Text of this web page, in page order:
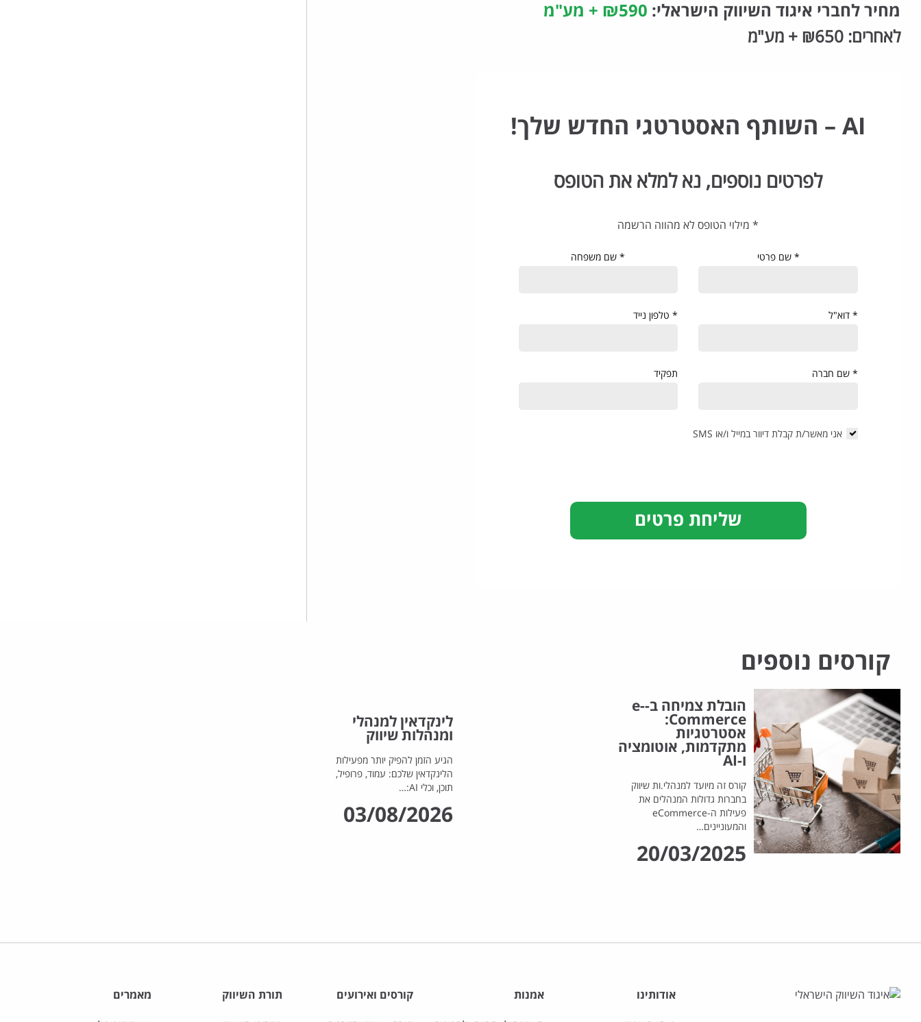
מחיר לחברי איגוד השיווק הישראלי: ₪590 + מע"מ
לאחרים: ₪650 + מע"מ
AI – השותף האסטרטגי החדש שלך!
לפרטים נוספים, נא למלא את הטופס
* מילוי הטופס לא מהווה הרשמה
* שם פרטי * שם משפחה
* דוא"ל * טלפון נייד
* שם חברה תפקיד
אני מאשר/ת קבלת דיוור במייל ו/או SMS
קורסים נוספים
הובלת צמיחה ב-e-
Commerce:
אסטרטגיות
מתקדמות, אוטומציה
ו-AI
קורס זה מיועד למנהלי.ות שיווק
בחברות גדולות המנהלים את
פעילות ה-eCommerce
והמעוניינים…
20/03/2025
לינקדאין למנהלי
ומנהלות שיווק
הגיע הזמן להפיק יותר מפעילות
הלינקדאין שלכם: עמוד, פרופיל,
תוכן, וכלי AI:…
03/08/2026
אודותינו אמנות קורסים ואירועים תורת השיווק מאמרים